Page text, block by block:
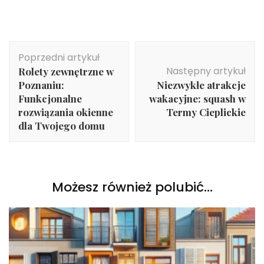
wpisu
Poprzedni artykuł
Rolety zewnętrzne w
Poznaniu:
Funkcjonalne
rozwiązania okienne
dla Twojego domu
Następny artykuł
Niezwykłe atrakcje
wakacyjne: squash w
Termy Cieplickie
Możesz również polubić…